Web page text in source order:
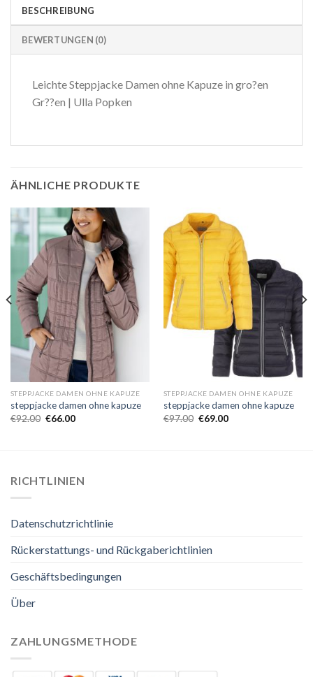
BESCHREIBUNG
BEWERTUNGEN (0)
Leichte Steppjacke Damen ohne Kapuze in gro?en
Gr??en | Ulla Popken
ÄHNLICHE PRODUKTE
STEPPJACKE DAMEN OHNE KAPUZE
steppjacke damen ohne kapuze
€92.00 €66.00
STEPPJACKE DAMEN OHNE KAPUZE
steppjacke damen ohne kapuze
€97.00 €69.00
RICHTLINIEN
Datenschutzrichtlinie
Rückerstattungs- und Rückgaberichtlinien
Geschäftsbedingungen
Über
ZAHLUNGSMETHODE